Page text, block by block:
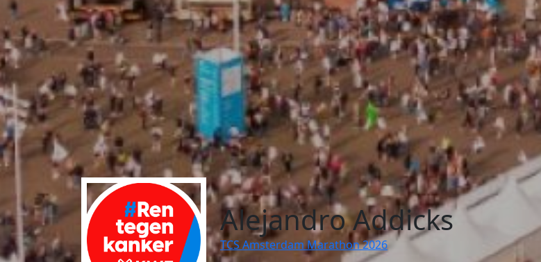
Alejandro Addicks
TCS Amsterdam Marathon 2026